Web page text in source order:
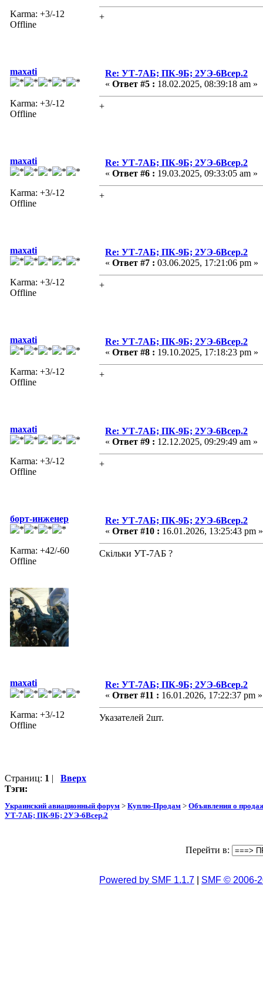
Karma: +3/-12
Offline
+
maxati
Karma: +3/-12
Offline
Re: УТ-7АБ; ПК-9Б; 2УЭ-6Всер.2
« Ответ #5 : 18.02.2025, 08:39:18 am »
+
maxati
Karma: +3/-12
Offline
Re: УТ-7АБ; ПК-9Б; 2УЭ-6Всер.2
« Ответ #6 : 19.03.2025, 09:33:05 am »
+
maxati
Karma: +3/-12
Offline
Re: УТ-7АБ; ПК-9Б; 2УЭ-6Всер.2
« Ответ #7 : 03.06.2025, 17:21:06 pm »
+
maxati
Karma: +3/-12
Offline
Re: УТ-7АБ; ПК-9Б; 2УЭ-6Всер.2
« Ответ #8 : 19.10.2025, 17:18:23 pm »
+
maxati
Karma: +3/-12
Offline
Re: УТ-7АБ; ПК-9Б; 2УЭ-6Всер.2
« Ответ #9 : 12.12.2025, 09:29:49 am »
+
борт-инженер
Karma: +42/-60
Offline
Re: УТ-7АБ; ПК-9Б; 2УЭ-6Всер.2
« Ответ #10 : 16.01.2026, 13:25:43 pm »
Скільки УТ-7АБ ?
maxati
Karma: +3/-12
Offline
Re: УТ-7АБ; ПК-9Б; 2УЭ-6Всер.2
« Ответ #11 : 16.01.2026, 17:22:37 pm »
Указателей 2шт.
Страниц: 1 | Вверх
Тэги:
Украинский авиационный форум > Куплю-Продам > Объявления о
УТ-7АБ; ПК-9Б; 2УЭ-6Всер.2
Перейти в:
Powered by SMF 1.1.7 SMF © 2006-